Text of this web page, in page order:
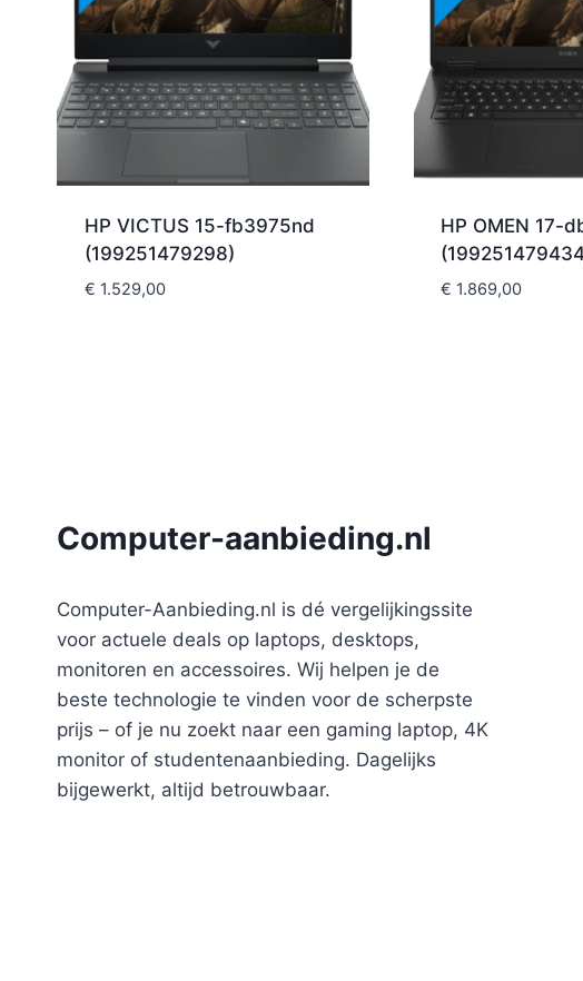
HP VICTUS 15-fb3975nd
(199251479298)
€ 1.529,00
HP OMEN 17-
€ 1.869,00
Computer-aanbieding.nl
Computer-Aanbieding.nl is dé vergelijkingssite
voor actuele deals op laptops, desktops,
monitoren en accessoires. Wij helpen je de
beste technologie te vinden voor de scherpste
prijs – of je nu zoekt naar een gaming laptop, 4K
monitor of studentenaanbieding. Dagelijks
bijgewerkt, altijd betrouwbaar.